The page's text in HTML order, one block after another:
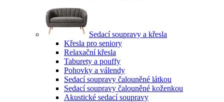
Sedací soupravy a křesla
Křesla pro seniory
Relaxační křesla
Taburety a pouffy
Pohovky a válendy
Sedací soupravy čalouněné látkou
Sedací soupravy čalouněné koženkou
Akustické sedací soupravy